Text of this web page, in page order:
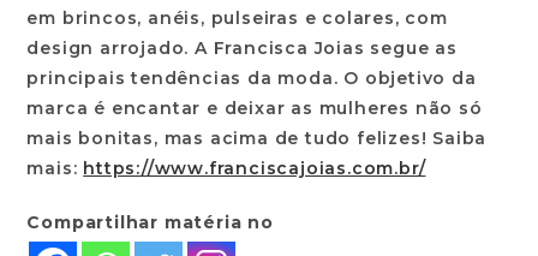
em brincos, anéis, pulseiras e colares, com
design arrojado. A Francisca Joias segue as
principais tendências da moda. O objetivo da
marca é encantar e deixar as mulheres não só
mais bonitas, mas acima de tudo felizes! Saiba
mais: https://www.franciscajoias.com.br/
Compartilhar matéria no